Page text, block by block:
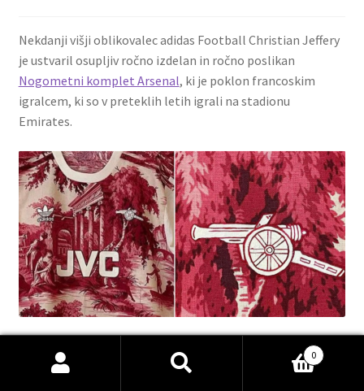
Nekdanji višji oblikovalec adidas Football Christian Jeffery
je ustvaril osupljiv ročno izdelan in ročno poslikan
Nogometni komplet Arsenal, ki je poklon francoskim
igralcem, ki so v preteklih letih igrali na stadionu
Emirates.
navdihu Francije
0